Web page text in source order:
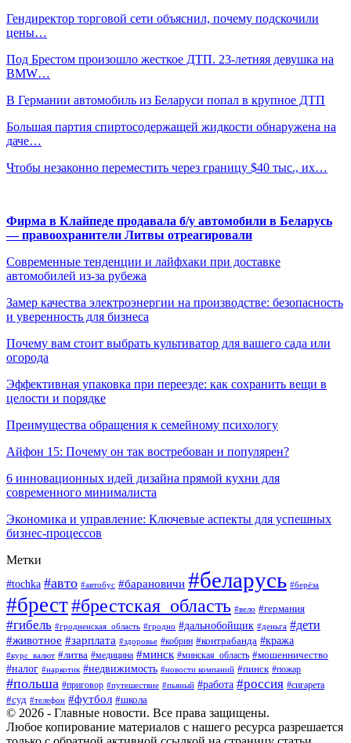
Гендиректор торговой сети объяснил, почему подскочили
цены…
Под Брестом произошло жесткое ДТП. 23-летняя девушка на
BMW…
В Германии автомобиль из Беларуси попал в крупное ДТП
Большая партия спиртосодержащей жидкости обнаружена на
даче…
Чтобы незаконно переместить через границу $40 тыс., их…
Фирма в Клайпеде продавала б/у автомобили в Беларусь
— правоохранители Литвы отреагировали
Современные тенденции и лайфхаки при доставке
автомобилей из-за рубежа
Замер качества электроэнергии на производстве: безопасность
и уверенность для бизнеса
Почему вам стоит выбрать культиватор для вашего сада или
огорода
Эффективная упаковка при переезде: как сохранить вещи в
целости и порядке
Преимущества обращения к семейному психологу
Айфон 15: Почему он так востребован и популярен?
6 инновационных идей дизайна прямой кухни для
современного минималиста
Экономика и управление: Ключевые аспекты для успешных
бизнес-процессов
Метки
#tochka #авто #автобус #барановичи #беларусь #берёза
#брест#брестская_область #вело #германия
#гибель #гродненская_область #гродно #дальнобойщик #деньга #дети
#животное #зарплата #здоровье #кобрин #контрабанда #кража
#курс_валют #литва #медицина #минск #минская_область #мошенничество
#налог #наркотик #недвижимость #новости компаний #пинск #пожар
#польша #приговор #путешествие #пьяный #работа #россия #сигарета
#суд #телефон #футбол #школа
© 2026 - Главные новости. Все права защищены.
Любое копирование материалов с нашего ресурса разрешается